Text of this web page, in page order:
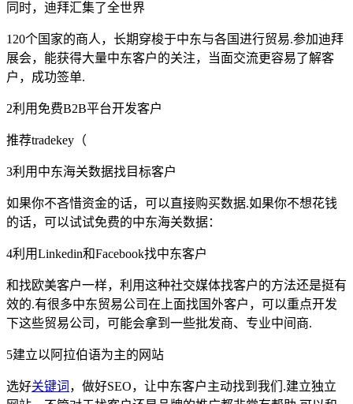
同时，迪拜汇集了全世界
120个国家的商人，长期穿梭于中东与各国进行贸易.参加迪拜
展会，能获得大量中东客户的关注，当面交流更容易了解客
户，成功签单.
2利用免费B2B平台开发客户
推荐tradekey（
3利用中东海关数据找目标客户
如果你不吝惜资金的话，可以直接购买数据.如果你不想花钱
的话，可以试试免费的中东海关数据：
4利用Linkedin和Facebook找中东客户
和找欧美客户一样，利用这种社交媒体找客户的方法还是挺有
效的.有很多中东贸易公司在上面找国外客户，可以重点开发
下这些贸易公司，可能会拿到一些批发商、专业中间商.
5建立以阿拉伯语为主的网站
选好关键词 ，做好SEO，让中东客户主动找到我们.建立独立